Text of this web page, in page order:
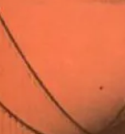
em “Só a Terra
Reflexão Existencial à Luz
sua obra Só a Terra
pós-apocalíptico onde
apenas alguns